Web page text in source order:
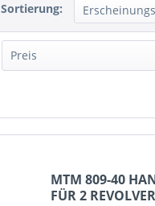
Sortierung:
Preis
MTM 809-40
FÜR 2